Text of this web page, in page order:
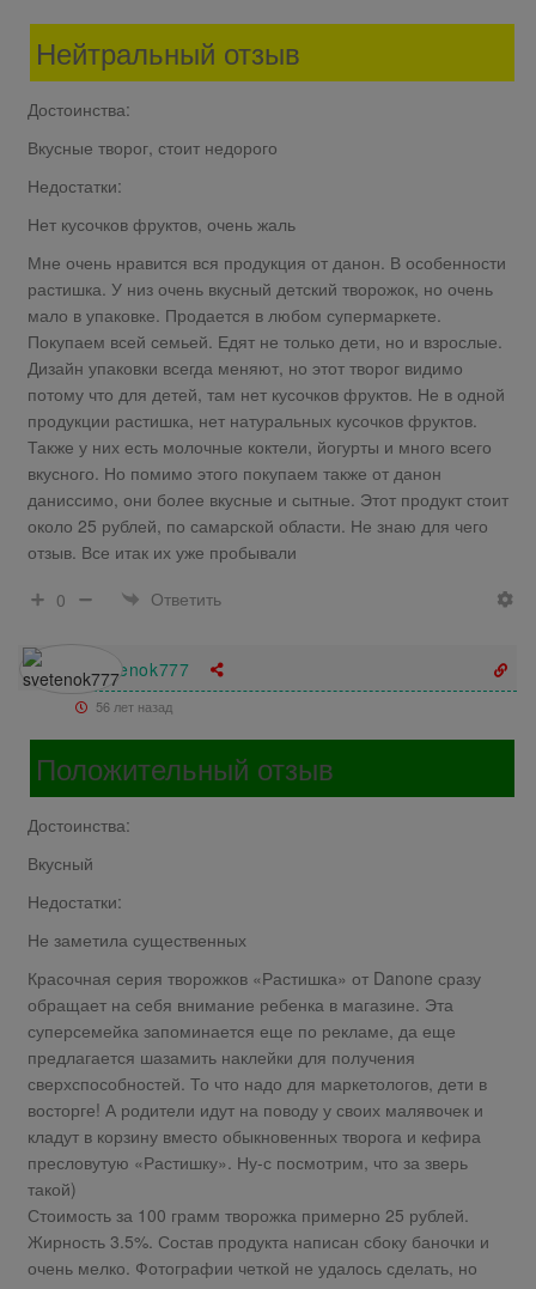
Нейтральный отзыв
Достоинства:
Вкусные творог, стоит недорого
Недостатки:
Нет кусочков фруктов, очень жаль
Мне очень нравится вся продукция от данон. В особенности
растишка. У низ очень вкусный детский творожок, но очень
мало в упаковке. Продается в любом супермаркете.
Покупаем всей семьей. Едят не только дети, но и взрослые.
Дизайн упаковки всегда меняют, но этот творог видимо
потому что для детей, там нет кусочков фруктов. Не в одной
продукции растишка, нет натуральных кусочков фруктов.
Также у них есть молочные коктели, йогурты и много всего
вкусного. Но помимо этого покупаем также от данон
даниссимо, они более вкусные и сытные. Этот продукт стоит
около 25 рублей, по самарской области. Не знаю для чего
отзыв. Все итак их уже пробывали
0
Ответить
svetenok777
56 лет назад
Положительный отзыв
Достоинства:
Вкусный
Недостатки:
Не заметила существенных
Красочная серия творожков «Растишка» от Danone сразу
обращает на себя внимание ребенка в магазине. Эта
суперсемейка запоминается еще по рекламе, да еще
предлагается шазамить наклейки для получения
сверхспособностей. То что надо для маркетологов, дети в
восторге! А родители идут на поводу у своих малявочек и
кладут в корзину вместо обыкновенных творога и кефира
пресловутую «Растишку». Ну-с посмотрим, что за зверь
такой)
Стоимость за 100 грамм творожка примерно 25 рублей.
Жирность 3.5%. Состав продукта написан сбоку баночки и
очень мелко. Фотографии четкой не удалось сделать, но